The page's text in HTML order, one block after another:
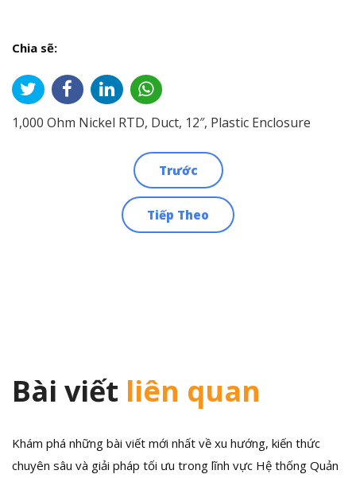
Chia sẽ:
1,000 Ohm Nickel RTD, Duct, 12″, Plastic Enclosure
Trước
Tiếp Theo
Bài viết liên quan
Khám phá những bài viết mới nhất về xu hướng, kiến thức
chuyên sâu và giải pháp tối ưu trong lĩnh vực Hệ thống Quản